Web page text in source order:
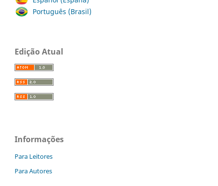
Português (Brasil)
Edição Atual
Informações
Para Leitores
Para Autores